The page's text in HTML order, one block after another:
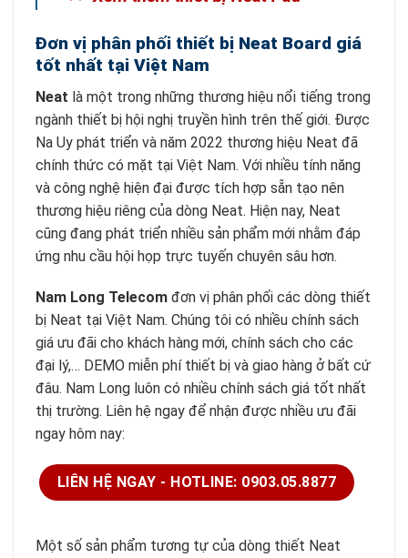
Đơn vị phân phối thiết bị Neat Board giá
tốt nhất tại Việt Nam
Neat là một trong những thương hiệu nổi tiếng trong
ngành thiết bị hội nghị truyền hình trên thế giới. Được
Na Uy phát triển và năm 2022 thương hiệu Neat đã
chính thức có mặt tại Việt Nam. Với nhiều tính năng
và công nghệ hiện đại được tích hợp sẵn tạo nên
thương hiệu riêng của dòng Neat. Hiện nay, Neat
cũng đang phát triển nhiều sản phẩm mới nhằm đáp
ứng nhu cầu hội họp trực tuyến chuyên sâu hơn.
Nam Long Telecom đơn vị phân phối các dòng thiết
bị Neat tại Việt Nam. Chúng tôi có nhiều chính sách
giá ưu đãi cho khách hàng mới, chính sách cho các
đại lý,… DEMO miễn phí thiết bị và giao hàng ở bất cứ
đâu. Nam Long luôn có nhiều chính sách giá tốt nhất
thị trường. Liên hệ ngay để nhận được nhiều ưu đãi
ngay hôm nay:
LIÊN HỆ NGAY - HOTLINE: 0903.05.8877
Một số sản phẩm tương tự của dòng thiết Neat